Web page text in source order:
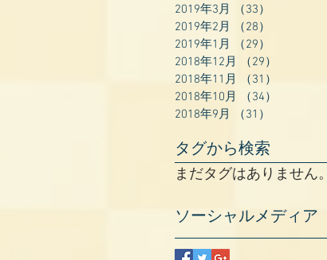
2019年3月
（33）
2019年2月
（28）
2019年1月
（29）
2018年12月
（29）
2018年11月
（31）
2018年10月
（34）
2018年9月
（31）
タグから検索
まだタグはありません。
ソーシャルメディア